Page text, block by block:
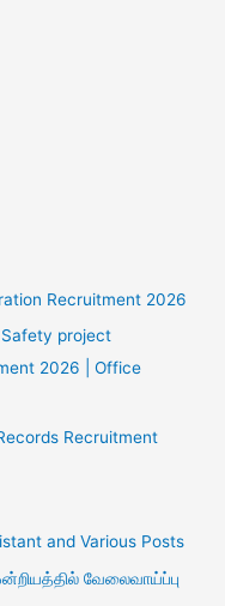
Recruitment 2026
Safety project
2026 | Office
Recruitment
and Various Posts
வேலைவாய்ப்பு